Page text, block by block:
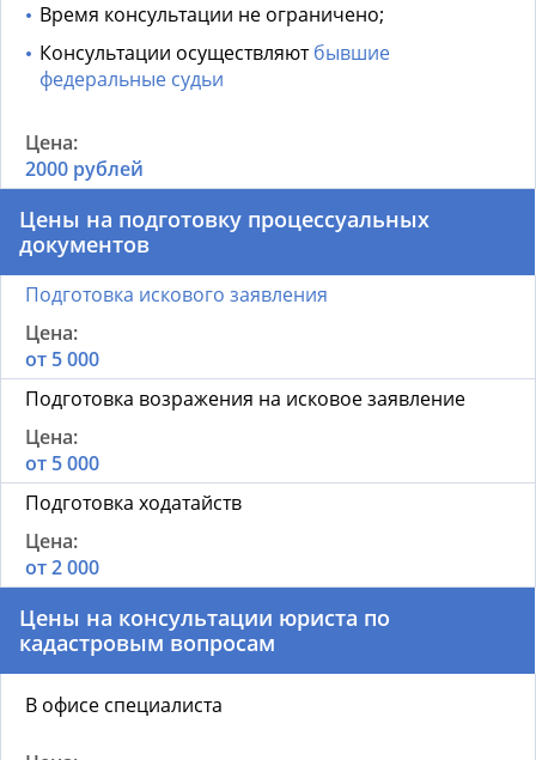
Время консультации не ограничено;
Консультации осуществляютбывшие
федеральные судьи
2000 рублей
Цены на подготовку процессуальных
документов
Подготовка искового заявления
от 5 000
Подготовка возражения на исковое заявление
от 5 000
Подготовка ходатайств
от 2 000
Цены на консультации юриста по
кадастровым вопросам
В офисе специалиста